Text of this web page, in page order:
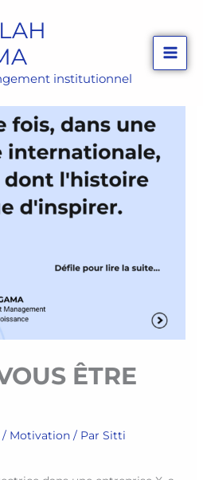
institutionnel
ÊTRE
/ Motivation/ Par Sitti